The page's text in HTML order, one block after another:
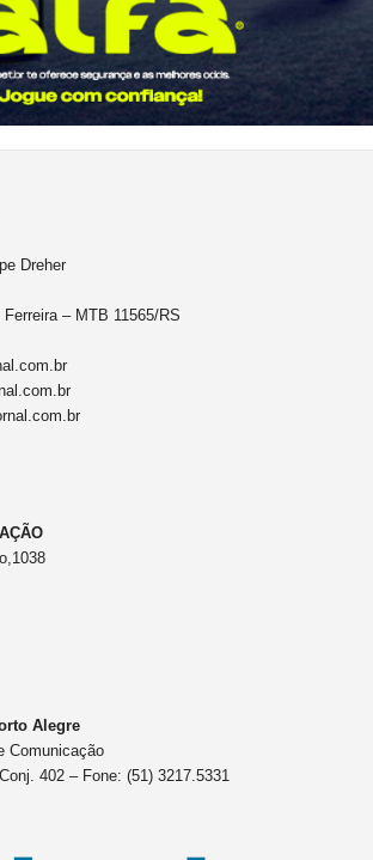
Dreher
– MTB 11565/RS
Alegre
Comunicação
402 – Fone: (51) 3217.5331